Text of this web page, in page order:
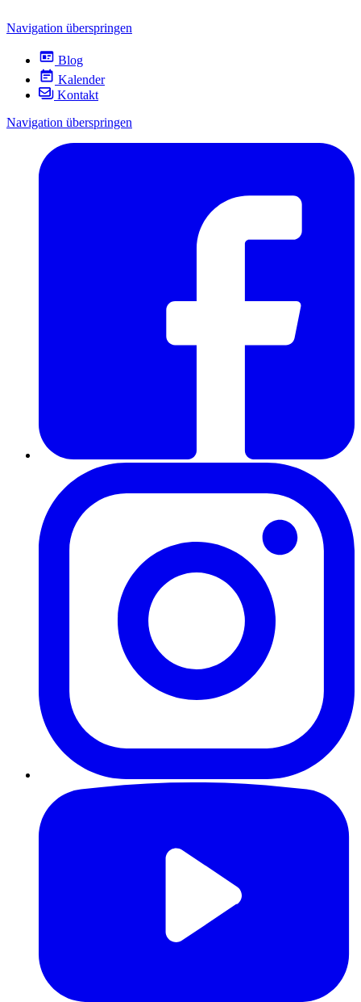
Navigation überspringen
Blog
Kalender
Kontakt
Navigation überspringen